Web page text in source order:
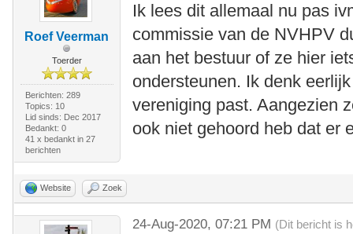
Roef Veerman
Toerder
Berichten: 289
Topics: 10
Lid sinds: Dec 2017
Bedankt: 0
41 x bedankt in 27
berichten
Ik lees dit allemaal nu pas
commissie van de NVHPV
aan het bestuur of ze hier
ondersteunen. Ik denk
vereniging past. Aangezien
ook niet gehoord heb dat er
Website Zoek
24-Aug-2020, 07:21 PM (Dit bericht is